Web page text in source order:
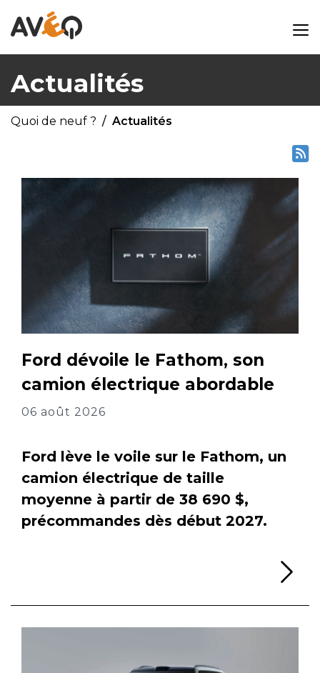
Actualités
Quoi de neuf ? Actualités
Ford dévoile le Fathom, son
camion électrique abordable
06 août 2026
Ford lève le voile sur le Fathom, un
camion électrique de taille
moyenne à partir de 38 690 $,
précommandes dès début 2027.